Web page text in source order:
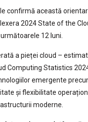
confirmă această
2024 State of the
12 luni.
a pieței cloud –
Computing Statistics
emergente
și flexibilitate
moderne.